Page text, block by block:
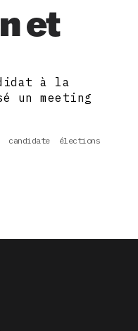
et
à la
un meeting
candidate élections